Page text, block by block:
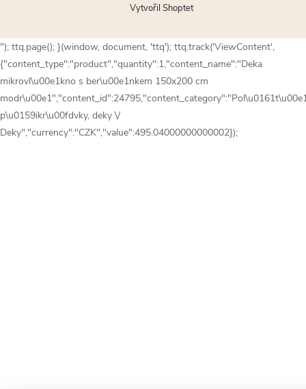
Vytvořil Shoptet
"); ttq.page(); }(window, document, 'ttq'); ttq.track('ViewContent',
{"content_type":"product","quantity":1,"content_name":"Deka
mikrovl\u00e1kno s ber\u00e1nkem 150x200 cm
p\u0159ikr\u00fdvky, deky \/
Deky","currency":"CZK","value":495.04000000000002});